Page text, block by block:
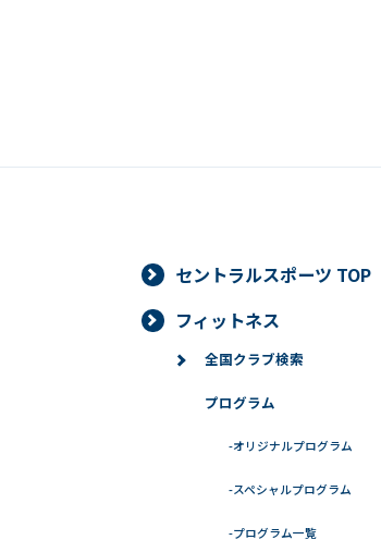
セントラルスポーツ TOP
フィットネス
全国クラブ検索
プログラム
-オリジナルプログラム
-スペシャルプログラム
-プログラム一覧